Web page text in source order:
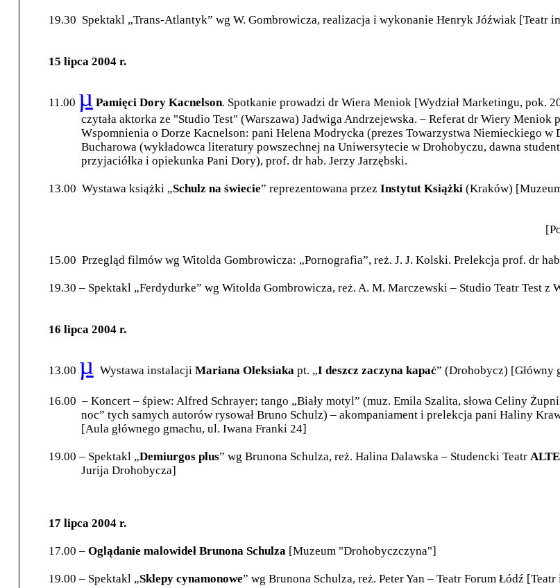
19.30 Spektakl „Trans-Atlantyk” wg W. Gombrowicza, realizacja i wykonanie Henryk Jóźwiak [Teatr
15 lipca 2004 r.
11.00 µ Pamięci Dory Kacnelson. Spotkanie prowadzi dr Wiera Meniok [Wydział Marketingu, pok.
czytała aktorka ze "Studio Test" (Warszawa) Jadwiga Andrzejewska. – Referat dr Wiery
Wspomnienia o Dorze Kacnelson: pani Helena Modrycka (prezes Towarzystwa Niemieckiego
Bucharowa (wykładowca literatury powszechnej na Uniwersytecie w Drohobyczu, dawna
przyjaciółka i opiekunka Pani Dory), prof. dr hab. Jerzy Jarzębski.
13.00 Wystawa książki „Schulz na świecie” reprezentowana przez Instytut Książki(Kraków)
15.00 Przegląd filmów wg Witolda Gombrowicza: „Pornografia”, reż. J. J. Kolski. Prelekcja prof. dr
19.30 – Spektakl „Ferdydurke” wg Witolda Gombrowicza, reż. A. M. Marczewski – Studio Teatr Test z
16 lipca 2004 r.
13.00 µ Wystawa instalacji Mariana Oleksiakapt. „I deszcz zaczyna kapać” (Drohobycz) [Główny
16.00 – Koncert – śpiew: Alfred Schrayer; tango „Biały motyl” (muz. Emila Szalita, słowa Celiny
noc” tych samych autorów rysował Bruno Schulz) – akompaniament i prelekcja pani Haliny
[Aula głównego gmachu, ul. Iwana Franki 24]
19.00 – Spektakl „Demiurgos plus” wg Brunona Schulza, reż. Halina Dalawska – Studencki Teatr
Jurija Drohobycza]
17 lipca 2004 r.
17.00 – Oglądanie malowideł Brunona Schulza[Muzeum "Drohobyczczyna"]
19.00 – Spektakl „Sklepy cynamonowe” wg Brunona Schulza, reż. Peter Yan – Teatr Forum Łódź